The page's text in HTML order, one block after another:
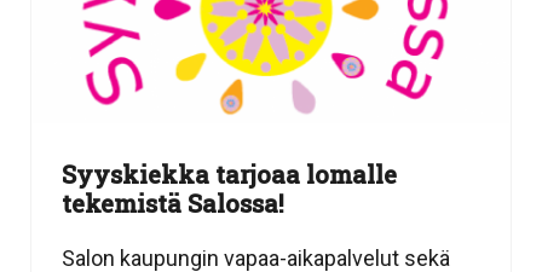
Syyskiekka tarjoaa lomalle
tekemistä Salossa!
Salon kaupungin vapaa-aikapalvelut sekä